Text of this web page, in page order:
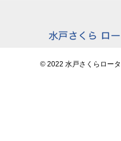
© 2022 水戸さくらロー